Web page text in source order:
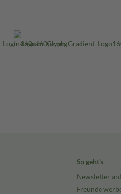
So geht's
Newsletter
Freunde